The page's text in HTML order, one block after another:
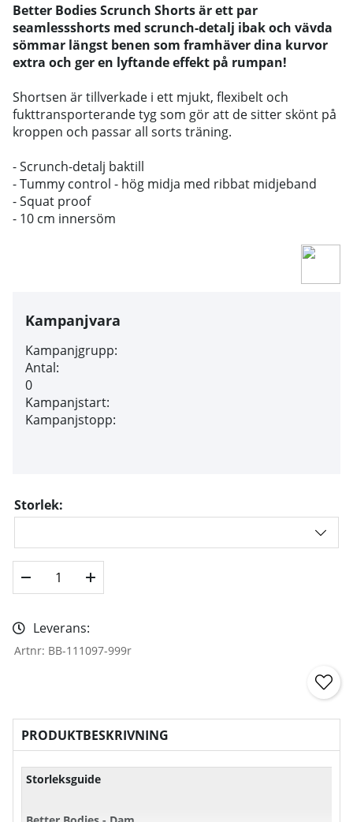
Better Bodies Scrunch Shorts är ett par
seamlessshorts med scrunch-detalj ibak och vävda
sömmar längst benen som framhäver dina kurvor
extra och ger en lyftande effekt på rumpan!
Shortsen är tillverkade i ett mjukt, flexibelt och
fukttransporterande tyg som gör att de sitter skönt på
kroppen och passar all sorts träning.
- Scrunch-detalj baktill
- Tummy control - hög midja med ribbat midjeband
- Squat proof
- 10 cm innersöm
Kampanjvara
Kampanjgrupp:
Antal:
0
Kampanjstart:
Kampanjstopp:
Storlek:
Leverans:
Artnr: BB-111097-999r
PRODUKTBESKRIVNING
Storleksguide